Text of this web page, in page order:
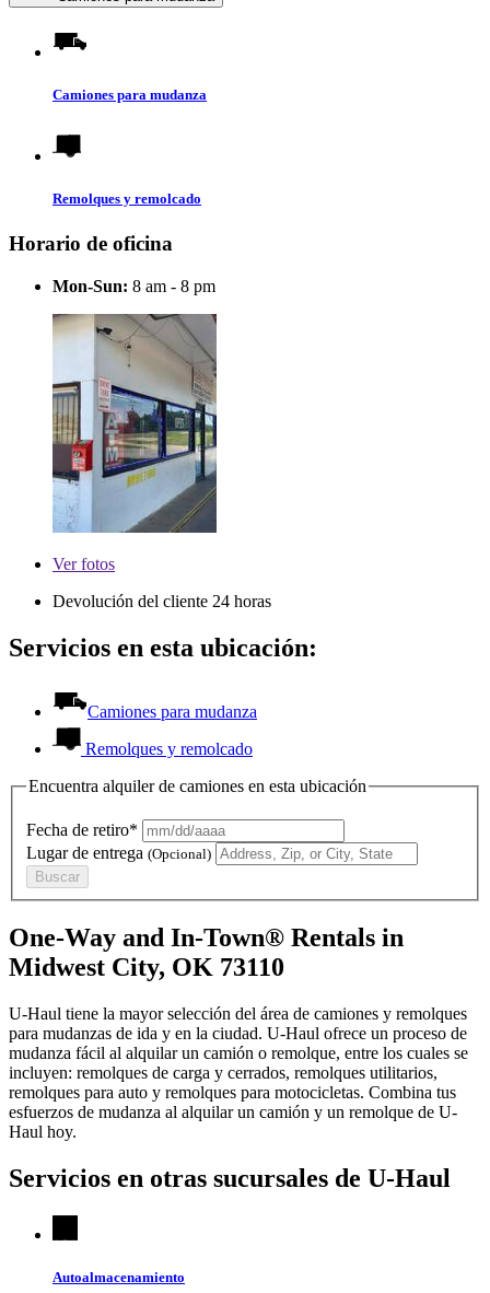
Camiones para mudanza
Remolques y remolcado
Horario de oficina
Mon-Sun: 8 am - 8 pm
Verfotos
Devolución del cliente 24 horas
Servicios en esta ubicación:
Camiones para mudanza
Remolques y remolcado
Encuentra alquiler de camiones en esta ubicación
Fecha de retiro*
Lugar de entrega (Opcional)
Buscar
One-Way and In-Town® Rentals in
Midwest City, OK 73110
U-Haul tiene la mayor selección del área de camiones y remolques
para mudanzas de ida y en la ciudad. U-Haul ofrece un proceso de
mudanza fácil al alquilar un camión o remolque, entre los cuales se
incluyen: remolques de carga y cerrados, remolques utilitarios,
remolques para auto y remolques para motocicletas. Combina tus
esfuerzos de mudanza al alquilar un camión y un remolque de U-
Haul hoy.
Servicios en otras sucursales de U-Haul
Autoalmacenamiento